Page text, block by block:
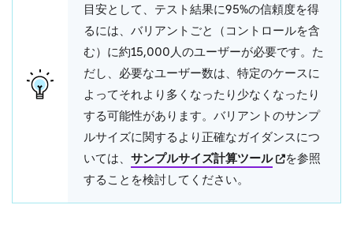
目安として、テスト結果に95%の信頼度を得
るには、バリアントごと（コントロールを含
む）に約15,000人のユーザーが必要です。た
だし、必要なユーザー数は、特定のケースに
よってそれより多くなったり少なくなったり
する可能性があります。バリアントのサンプ
ルサイズに関するより正確なガイダンスにつ
いては、 サンプルサイズ計算ツール(opens in
を参照
することを検討してください。